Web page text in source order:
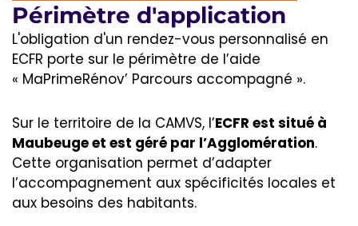
Périmètre d'application
L'obligation d'un rendez-vous personnalisé en
ECFR porte sur le périmètre de l’aide
« MaPrimeRénov’ Parcours accompagné ».
Sur le territoire de la CAMVS, l’ECFR est situé à
Maubeuge et est géré par l’Agglomération.
Cette organisation permet d’adapter
l’accompagnement aux spécificités locales et
aux besoins des habitants.